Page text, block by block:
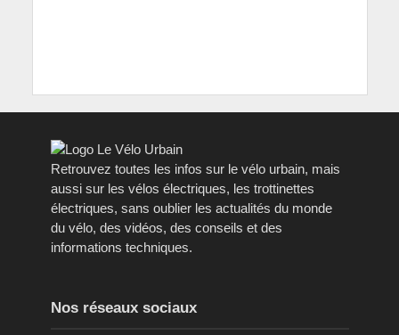
Retrouvez toutes les infos sur le vélo urbain, mais
aussi sur les vélos électriques, les trottinettes
électriques, sans oublier les actualités du monde
du vélo, des vidéos, des conseils et des
informations techniques.
Nos réseaux sociaux